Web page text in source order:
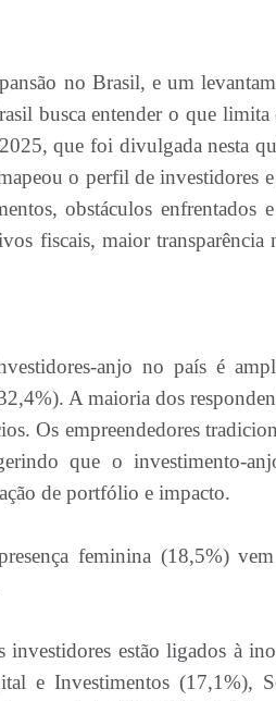
no Brasil, e um
busca entender o que
que foi divulgada nesta
o perfil de investidores
obstáculos enfrentados
fiscais, maior transparência
anjo no país é
A maioria dos
Os empreendedores
que o investimento-
de portfólio e impacto.
feminina (18,5%)
investidores estão ligados à
e Investimentos (17,1%),